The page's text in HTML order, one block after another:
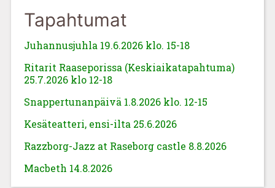
Tapahtumat
Juhannusjuhla 19.6.2026 klo. 15-18
Ritarit Raaseporissa (Keskiaikatapahtuma)
25.7.2026 klo 12-18
Snappertunanpäivä 1.8.2026 klo. 12-15
Kesäteatteri, ensi-ilta 25.6.2026
Razzborg-Jazz at Raseborg castle 8.8.2026
Macbeth 14.8.2026